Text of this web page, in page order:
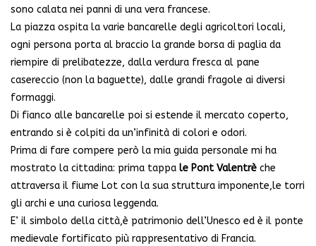
sono calata nei panni di una vera francese.
La piazza ospita la varie bancarelle degli agricoltori locali,
ogni persona porta al braccio la grande borsa di paglia da
riempire di prelibatezze, dalla verdura fresca al pane
casereccio (non la baguette), dalle grandi fragole ai diversi
formaggi.
Di fianco alle bancarelle poi si estende il mercato coperto,
entrando si è colpiti da un’infinità di colori e odori.
Prima di fare compere però la mia guida personale mi ha
mostrato la cittadina: prima tappa le Pont Valentrè che
attraversa il fiume Lot con la sua struttura imponente,le torri
gli archi e una curiosa leggenda.
E’ il simbolo della città,è patrimonio dell’Unesco ed è il ponte
medievale fortificato più rappresentativo di Francia.